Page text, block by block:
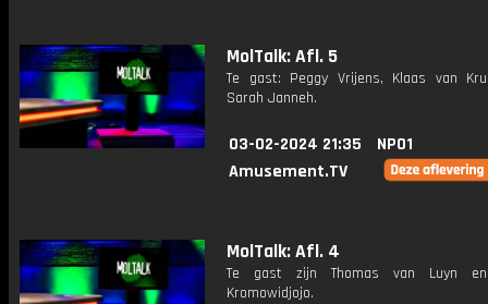
MolTalk: Afl. 5
Te gast: Peggy Vrijens, Klaas van
Sarah Janneh.
03-02-2024 21:35
NPO1
Amusement.TV
MolTalk: Afl. 4
Te gast zijn Thomas van Luyn en
Kromowidjojo.